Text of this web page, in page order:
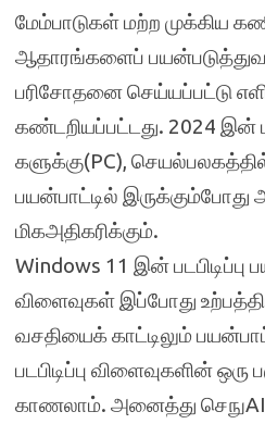
மேம்பாடுகள் மற்ற முக்கிய
ஆதாரங்களைப்
பரிசோதனை செய்யப்பட்டு
கண்டறியப்பட்டது. 2024 இன்
களுக்கு(PC),
பயன்பாட்டில்
மிகஅதிகரிக்கும்.
Windows 11 இன் படபிடிப்பு
விளைவுகள் இப்போது
வசதியைக் காட்டிலும்
படபிடிப்பு விளைவுகளின்
காணலாம். அனைத்து செநுAI